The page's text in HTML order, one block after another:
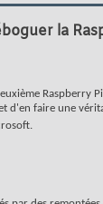
la
Raspberry
d'en faire une